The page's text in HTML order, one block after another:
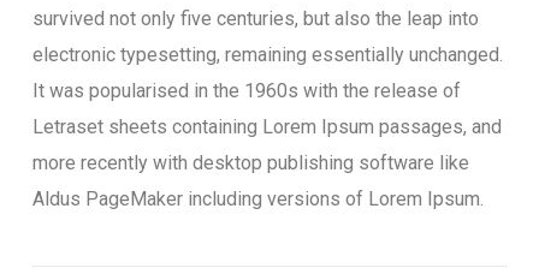
survived not only five centuries, but also the leap into
electronic typesetting, remaining essentially unchanged.
It was popularised in the 1960s with the release of
Letraset sheets containing Lorem Ipsum passages, and
more recently with desktop publishing software like
Aldus PageMaker including versions of Lorem Ipsum.